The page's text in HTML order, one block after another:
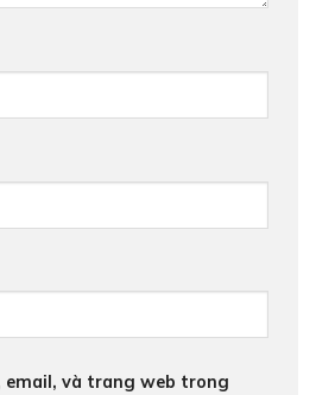
email, và trang web trong